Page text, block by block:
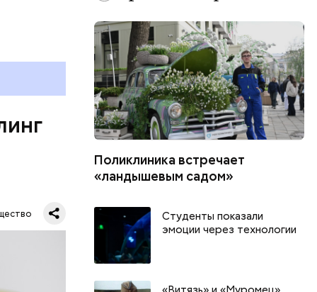
Поликлиника встречает
«ландышевым садом»
Студенты показали
эмоции через технологии